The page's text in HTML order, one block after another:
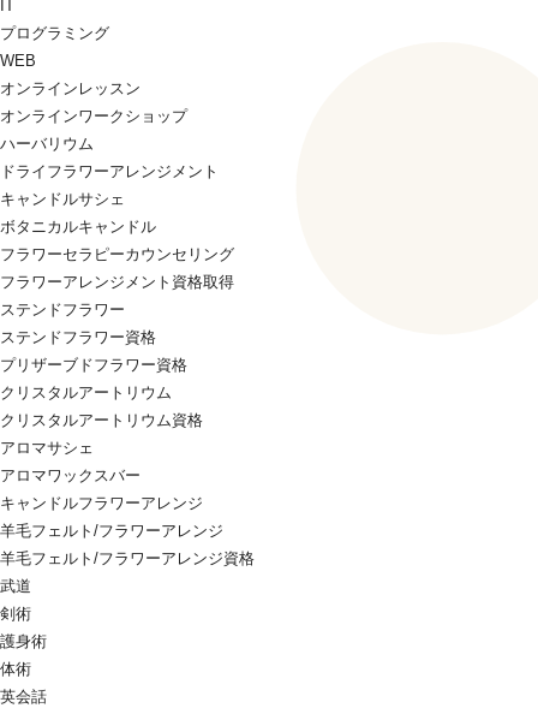
プログラミング
WEB
オンラインレッスン
オンラインワークショップ
ハーバリウム
ドライフラワーアレンジメント
キャンドルサシェ
ボタニカルキャンドル
フラワーセラピーカウンセリング
フラワーアレンジメント資格取得
ステンドフラワー
ステンドフラワー資格
プリザーブドフラワー資格
クリスタルアートリウム
クリスタルアートリウム資格
アロマサシェ
アロマワックスバー
キャンドルフラワーアレンジ
羊毛フェルト/フラワーアレンジ
羊毛フェルト/フラワーアレンジ資格
武道
剣術
護身術
体術
英会話